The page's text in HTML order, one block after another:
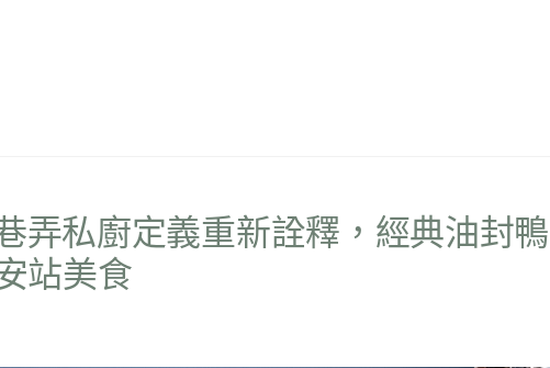
弄私廚定義重新詮釋，經典油封鴨
站美食